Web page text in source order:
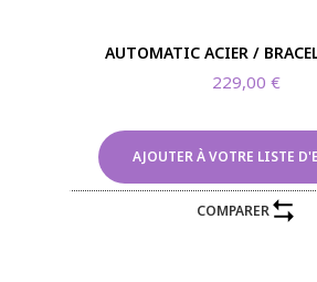
AUTOMATIC ACIER /
229,00€
AJOUTER À VOTRE LISTE
COMPARER